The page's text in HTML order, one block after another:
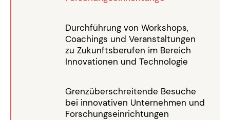
Durchführung von Workshops,
Coachings und Veranstaltungen
zu Zukunftsberufen im Bereich
Innovationen und Technologie
Grenzüberschreitende Besuche
bei innovativen Unternehmen und
Forschungseinrichtungen